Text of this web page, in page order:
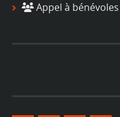
Appel à bénévoles